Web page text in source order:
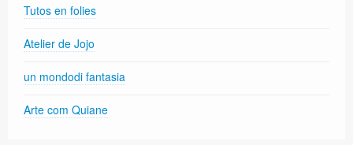
Tutos en folies
Atelier de Jojo
un mondodi fantasia
Arte com Quiane